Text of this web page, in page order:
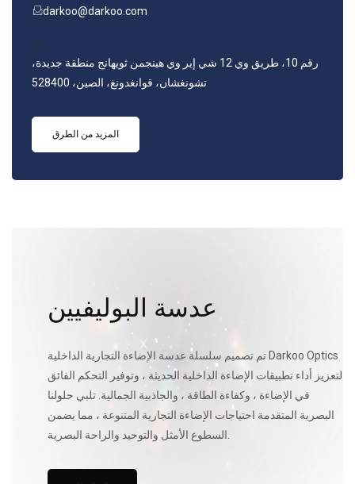
darkoo@darkoo.com
رقم 10، طريق وي 12 شي إير وي هينجمن ثويهانج منطقة جديدة،
تشونغشان، قوانغدونغ، الصين، 528400
المزيد من الطرق
عدسة البوليفيين
تم تصميم سلسلة عدسة الإضاءة التجارية الداخلية Darkoo Optics
لتعزيز أداء تطبيقات الإضاءة الداخلية الحديثة ، وتوفير التحكم الفائق
في الإضاءة ، وكفاءة الطاقة ، والجاذبية الجمالية. تلبي حلولنا
البصرية المتقدمة احتياجات الإضاءة التجارية المتنوعة ، مما يضمن